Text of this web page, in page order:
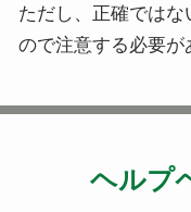
ただし、正確では
ので注意する必要が
ヘルプ